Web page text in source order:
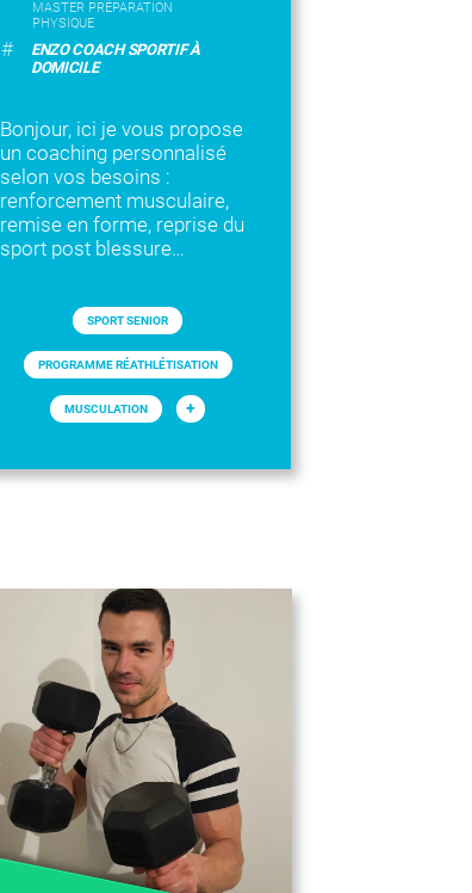
MASTER PRÉPARATION
PHYSIQUE
#
ENZO COACH SPORTIF À
DOMICILE
Bonjour, ici je vous propose
un coaching personnalisé
selon vos besoins :
renforcement musculaire,
remise en forme, reprise du
sport post blessure…
SPORT SENIOR
PROGRAMME RÉATHLÉTISATION
MUSCULATION +